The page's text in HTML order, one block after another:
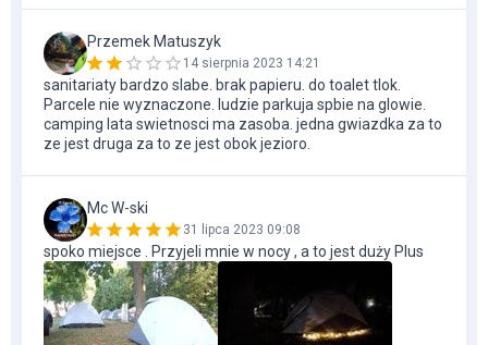
Przemek Matuszyk
14 sierpnia 2023 14:21
sanitariaty bardzo slabe. brak papieru. do toalet tlok.
Parcele nie wyznaczone. ludzie parkuja spbie na glowie.
camping lata swietnosci ma zasoba. jedna gwiazdka za to
ze jest druga za to ze jest obok jezioro.
Mc W-ski
31 lipca 2023 09:08
spoko miejsce . Przyjeli mnie w nocy , a to jest duży Plus